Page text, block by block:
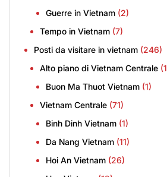
Guerre in Vietnam (2)
Tempo in Vietnam (7)
Posti da visitare in vietnam (246)
Alto piano di Vietnam Centrale
Buon Ma Thuot Vietnam (1)
Vietnam Centrale (71)
Binh Dinh Vietnam (1)
Da Nang Vietnam (11)
Hoi An Vietnam (26)